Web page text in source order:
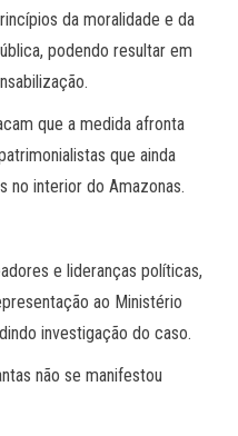
da moralidade e da
podendo resultar em
que a medida afronta
que ainda
no interior do Amazonas.
e lideranças políticas,
ao Ministério
investigação do caso.
não se manifestou